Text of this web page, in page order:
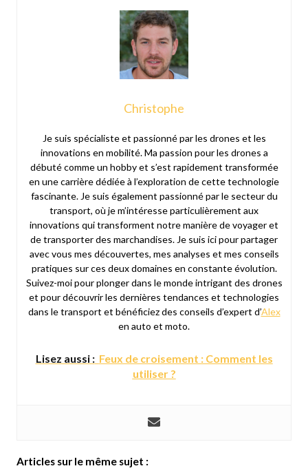
Christophe
Je suis spécialiste et passionné par les drones et les
innovations en mobilité. Ma passion pour les drones a
débuté comme un hobby et s’est rapidement transformée
en une carrière dédiée à l’exploration de cette technologie
fascinante. Je suis également passionné par le secteur du
transport, où je m’intéresse particulièrement aux
innovations qui transforment notre manière de voyager et
de transporter des marchandises. Je suis ici pour partager
avec vous mes découvertes, mes analyses et mes conseils
pratiques sur ces deux domaines en constante évolution.
Suivez-moi pour plonger dans le monde intrigant des drones
et pour découvrir les dernières tendances et technologies
dans le transport et bénéficiez des conseils d’expert d’Alex
en auto et moto.
Lisez aussi : Feux de croisement : Comment les
utiliser ?
Articles sur le même sujet :